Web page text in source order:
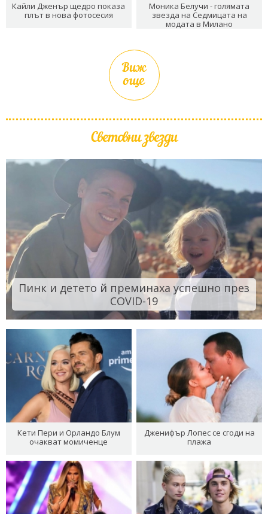
Кайли Дженър щедро показа
плът в нова фотосесия
Моника Белучи - голямата
звезда на Седмицата на
модата в Милано
Виж
още
Световни звезди
Пинк и детето й преминаха успешно през
COVID-19
Кети Пери и Орландо Блум
очакват момиченце
Дженифър Лопес се сгоди на
плажа